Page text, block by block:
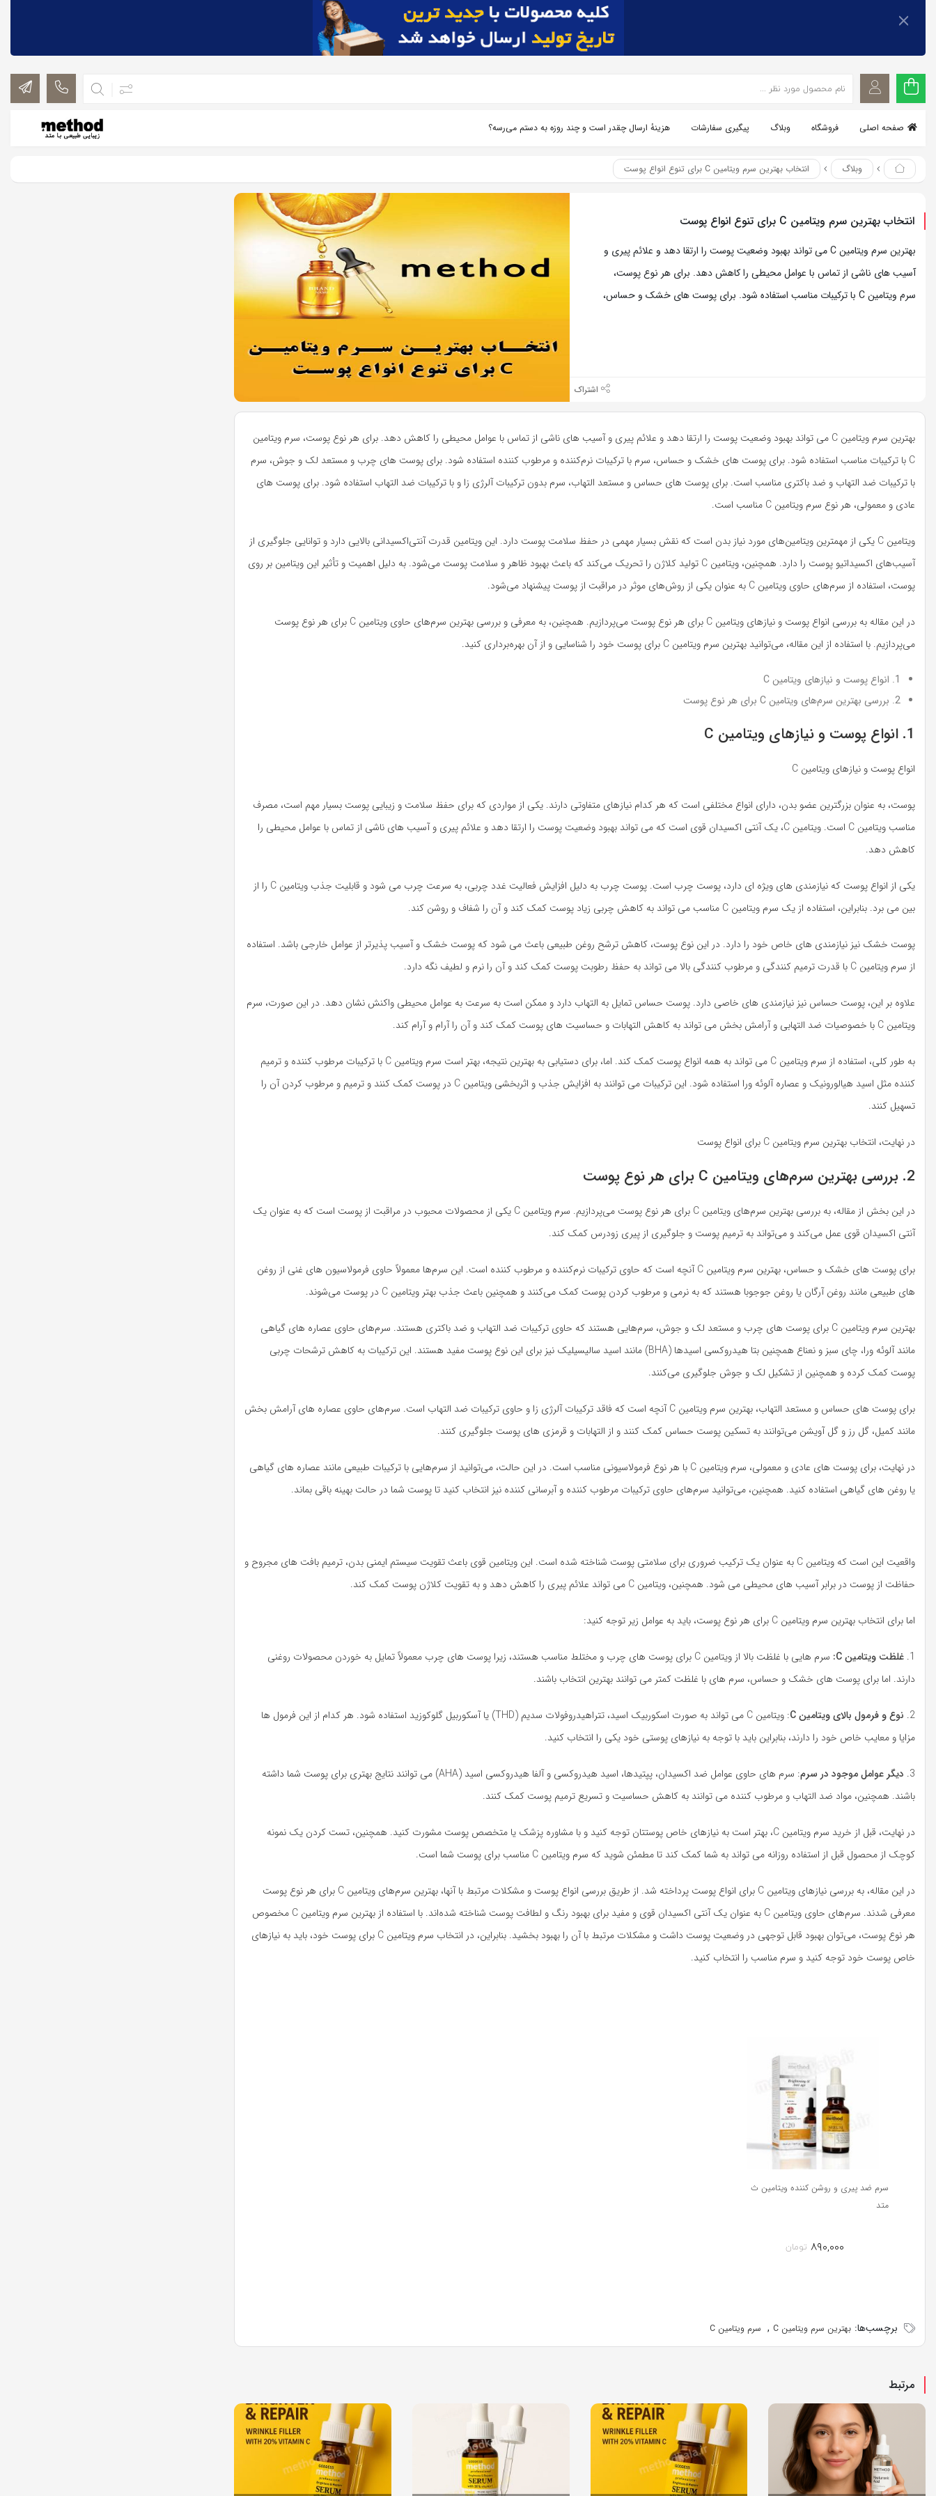
اشتراک گذاری
با استفاده از روش‌های زیر می‌توانید این صفحه را با دوستان خود
به اشتراک بگذارید.
صفحه اصلی
فروشگاه وبلاگ پیگیری سفارشات هزینهٔ ارسال چقدر است و چند روزه به دستم می‌رسه؟
وبلاگ انتخاب بهترین سرم ویتامین C برای تنوع انواع پوست
انتخاب بهترین سرم ویتامین C برای تنوع انواع پوست
بهترین سرم ویتامین C می تواند بهبود وضعیت پوست را ارتقا دهد و علائم پیری و
آسیب های ناشی از تماس با عوامل محیطی را کاهش دهد. برای هر نوع پوست،
سرم ویتامین C با ترکیبات مناسب استفاده شود. برای پوست های خشک و حساس،
اشتراک گذاری
با استفاده از روش‌های زیر می‌توانید این صفحه را با دوستان خود به
اشتراک بگذارید.
بهترین سرم ویتامین C می تواند بهبود وضعیت پوست را ارتقا دهد و علائم پیری و آسیب های ناشی از تماس با عوامل محیطی را کاهش دهد. برای هر نوع پوست، سرم ویتامین
C با ترکیبات مناسب استفاده شود. برای پوست های خشک و حساس، سرم با ترکیبات نرم‌کننده و مرطوب کننده استفاده شود. برای پوست های چرب و مستعد لک و جوش، سرم
با ترکیبات ضد التهاب و ضد باکتری مناسب است. برای پوست های حساس و مستعد التهاب، سرم بدون ترکیبات آلرژی زا و با ترکیبات ضد التهاب استفاده شود. برای پوست های
عادی و معمولی، هر نوع سرم ویتامین C مناسب است.
ویتامین C یکی از مهمترین ویتامین‌های مورد نیاز بدن است که نقش بسیار مهمی در حفظ سلامت پوست دارد. این ویتامین قدرت آنتی‌اکسیدانی بالایی دارد و توانایی جلوگیری از
آسیب‌های اکسیداتیو پوست را دارد. همچنین، ویتامین C تولید کلاژن را تحریک می‌کند که باعث بهبود ظاهر و سلامت پوست می‌شود. به دلیل اهمیت و تأثیر این ویتامین بر روی
پوست، استفاده از سرم‌های حاوی ویتامین C به عنوان یکی از روش‌های موثر در مراقبت از پوست پیشنهاد می‌شود.
در این مقاله به بررسی انواع پوست و نیازهای ویتامین C برای هر نوع پوست می‌پردازیم. همچنین، به معرفی و بررسی بهترین سرم‌های حاوی ویتامین C برای هر نوع پوست
می‌پردازیم. با استفاده از این مقاله، می‌توانید بهترین سرم ویتامین C برای پوست خود را شناسایی و از آن بهره‌برداری کنید.
1. انواع پوست و نیازهای ویتامین C
2. بررسی بهترین سرم‌های ویتامین C برای هر نوع پوست
1. انواع پوست و نیازهای ویتامین C
انواع پوست و نیازهای ویتامین C
پوست، به عنوان بزرگترین عضو بدن، دارای انواع مختلفی است که هر کدام نیازهای متفاوتی دارند. یکی از مواردی که برای حفظ سلامت و زیبایی پوست بسیار مهم است، مصرف
مناسب ویتامین C است. ویتامین C، یک آنتی اکسیدان قوی است که می تواند بهبود وضعیت پوست را ارتقا دهد و علائم پیری و آسیب های ناشی از تماس با عوامل محیطی را
کاهش دهد.
یکی از انواع پوست که نیازمندی های ویژه ای دارد، پوست چرب است. پوست چرب به دلیل افزایش فعالیت غدد چربی، به سرعت چرب می شود و قابلیت جذب ویتامین C را از
بین می برد. بنابراین، استفاده از یک سرم ویتامین C مناسب می تواند به کاهش چربی زیاد پوست کمک کند و آن را شفاف و روشن کند.
پوست خشک نیز نیازمندی های خاص خود را دارد. در این نوع پوست، کاهش ترشح روغن طبیعی باعث می شود که پوست خشک و آسیب پذیرتر از عوامل خارجی باشد. استفاده
از سرم ویتامین C با قدرت ترمیم کنندگی و مرطوب کنندگی بالا می تواند به حفظ رطوبت پوست کمک کند و آن را نرم و لطیف نگه دارد.
علاوه بر این، پوست حساس نیز نیازمندی های خاصی دارد. پوست حساس تمایل به التهاب دارد و ممکن است به سرعت به عوامل محیطی واکنش نشان دهد. در این صورت، سرم
ویتامین C با خصوصیات ضد التهابی و آرامش بخش می تواند به کاهش التهابات و حساسیت های پوست کمک کند و آن را آرام و آرام کند.
به طور کلی، استفاده از سرم ویتامین C می تواند به همه انواع پوست کمک کند. اما، برای دستیابی به بهترین نتیجه، بهتر است سرم ویتامین C با ترکیبات مرطوب کننده و ترمیم
کننده مثل اسید هیالورونیک و عصاره آلوئه ورا استفاده شود. این ترکیبات می توانند به افزایش جذب و اثربخشی ویتامین C در پوست کمک کنند و ترمیم و مرطوب کردن آن را
تسهیل کنند.
در نهایت، انتخاب بهترین سرم ویتامین C برای انواع پوست
2. بررسی بهترین سرم‌های ویتامین C برای هر نوع پوست
در این بخش از مقاله، به بررسی بهترین سرم‌های ویتامین C برای هر نوع پوست می‌پردازیم. سرم ویتامین C یکی از محصولات محبوب در مراقبت از پوست است که به عنوان یک
آنتی اکسیدان قوی عمل می‌کند و می‌تواند به ترمیم پوست و جلوگیری از پیری زودرس کمک کند.
برای پوست های خشک و حساس، بهترین سرم ویتامین C آنچه است که حاوی ترکیبات نرم‌کننده و مرطوب کننده است. این سرم‌ها معمولاً حاوی فرمولاسیون های غنی از روغن
های طبیعی مانند روغن آرگان یا روغن جوجوبا هستند که به نرمی و مرطوب کردن پوست کمک می‌کنند و همچنین باعث جذب بهتر ویتامین C در پوست می‌شوند.
بهترین سرم ویتامین C برای پوست های چرب و مستعد لک و جوش، سرم‌هایی هستند که حاوی ترکیبات ضد التهاب و ضد باکتری هستند. سرم‌های حاوی عصاره های گیاهی
مانند آلوئه ورا، چای سبز و نعناع همچنین بتا هیدروکسی اسیدها (BHA) مانند اسید سالیسیلیک نیز برای این نوع پوست مفید هستند. این ترکیبات به کاهش ترشحات چربی
پوست کمک کرده و همچنین از تشکیل لک و جوش جلوگیری می‌کنند.
برای پوست های حساس و مستعد التهاب، بهترین سرم ویتامین C آنچه است که فاقد ترکیبات آلرژی زا و حاوی ترکیبات ضد التهاب است. سرم‌های حاوی عصاره های آرامش بخش
مانند کمیل، گل رز و گل آویشن می‌توانند به تسکین پوست حساس کمک کنند و از التهابات و قرمزی های پوست جلوگیری کنند.
در نهایت، برای پوست های عادی و معمولی، سرم ویتامین C با هر نوع فرمولاسیونی مناسب است. در این حالت، می‌توانید از سرم‌هایی با ترکیبات طبیعی مانند عصاره های گیاهی
یا روغن های گیاهی استفاده کنید. همچنین، می‌توانید سرم‌های حاوی ترکیبات مرطوب کننده و آبرسانی کننده نیز انتخاب کنید تا پوست شما در حالت بهینه باقی بماند.
واقعیت این است که ویتامین C به عنوان یک ترکیب ضروری برای سلامتی پوست شناخته شده است. این ویتامین قوی باعث تقویت سیستم ایمنی بدن، ترمیم بافت های مجروح و
حفاظت از پوست در برابر آسیب های محیطی می شود. همچنین، ویتامین C می تواند علائم پیری را کاهش دهد و به تقویت کلاژن پوست کمک کند.
اما برای انتخاب بهترین سرم ویتامین C برای هر نوع پوست، باید به عوامل زیر توجه کنید:
1. غلظت ویتامین C:
سرم هایی با غلظت بالا از ویتامین C برای پوست های چرب و مختلط مناسب هستند، زیرا پوست های چرب معمولاً تمایل به خوردن محصولات روغنی
دارند. اما برای پوست های خشک و حساس، سرم های با غلظت کمتر می توانند بهترین انتخاب باشند.
2. نوع و فرمول بالای ویتامین C
: ویتامین C می تواند به صورت اسکوربیک اسید، تتراهیدروفولات سدیم (THD) یا آسکوربیل گلوکوزید استفاده شود. هر کدام از این فرمول ها
مزایا و معایب خاص خود را دارند، بنابراین باید با توجه به نیازهای پوستی خود یکی را انتخاب کنید.
3. دیگر عوامل موجود در سرم
: سرم های حاوی عوامل ضد اکسیدان، پپتیدها، اسید هیدروکسی و آلفا هیدروکسی اسید (AHA) می توانند نتایج بهتری برای پوست شما داشته
باشند. همچنین، مواد ضد التهاب و مرطوب کننده می توانند به کاهش حساسیت و تسریع ترمیم پوست کمک کنند.
در نهایت، قبل از خرید سرم ویتامین C، بهتر است به نیازهای خاص پوستتان توجه کنید و با مشاوره پزشک یا متخصص پوست مشورت کنید. همچنین، تست کردن یک نمونه
کوچک از محصول قبل از استفاده روزانه می تواند به شما کمک کند تا مطمئن شوید که سرم ویتامین C مناسب برای پوست شما است.
در این مقاله، به بررسی نیازهای ویتامین C برای انواع پوست پرداخته شد. از طریق بررسی انواع پوست و مشکلات مرتبط با آنها، بهترین سرم‌های ویتامین C برای هر نوع پوست
معرفی شدند. سرم‌های حاوی ویتامین C به عنوان یک آنتی اکسیدان قوی و مفید برای بهبود رنگ و لطافت پوست شناخته شده‌اند. با استفاده از بهترین سرم ویتامین C مخصوص
هر نوع پوست، می‌توان بهبود قابل توجهی در وضعیت پوست داشت و مشکلات مرتبط با آن را بهبود بخشید. بنابراین، در انتخاب سرم ویتامین C برای پوست خود، باید به نیازهای
خاص پوست خود توجه کنید و سرم مناسب را انتخاب کنید.
سرم ضد پیری و روشن کننده ویتامین ث
متد
۸۹۰,۰۰۰ تومان
برچسب‌ها: بهترین سرم ویتامین C , سرم ویتامین C
مرتبط